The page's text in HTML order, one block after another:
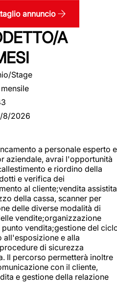
annuncio
A
Stage
8/2026
a personale esperto e
aziendale, avrai l'opportunità
e riordino della
e verifica dei
al cliente;vendita assistita
della cassa, scanner per
delle diverse modalità di
vendite;organizzazione
vendita;gestione del
all'esposizione e alla
di sicurezza
Il percorso permetterà inoltre
con il cliente,
e gestione della relazione